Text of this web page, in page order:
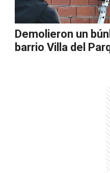
Demolieron un
barrio Villa del